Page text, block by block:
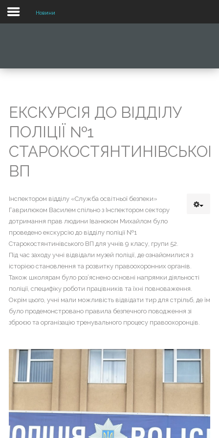
ВЕБ
переходу
меню
лише
натиснути
на
Головна
Життя
гімназії
та
інформаційна
відкритість
закладу
Про
нас
Новини
Контакти
Новини
ЕКСКУРСІЯ ДО ВІДДІЛУ
ПОЛІЦІЇ №1
ВП
Інспектором відділу «Служба освітньої безпеки»
Гаврилюком Василем спільно з Інспектором сектору
дотримання прав людини Іванюком Михайлом було
проведено екскурсію до відділу поліції №1
Старокостянтинівського ВП для учнів 9 класу, групи 52.
Під час заходу учні відвідали музей поліції, де ознайомилися з
історією становлення та розвитку правоохоронних органів.
Також школярам було роз’яснено основні напрямки діяльності
поліції, специфіку роботи працівників та їхні повноваження.
Окрім цього, учні мали можливість відвідати тир для стрільб, де їм
було продемонстровано правила безпечного поводження зі
зброєю та організацію тренувального процесу правоохоронців.